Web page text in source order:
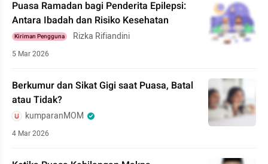
Puasa Ramadan bagi Penderita Epilepsi:
Antara Ibadah dan Risiko Kesehatan
Kiriman Pengguna Rizka Rifiandini
5 Mar 2026
Berkumur dan Sikat Gigi saat Puasa, Batal
atau Tidak?
kumparanMOM
4 Mar 2026